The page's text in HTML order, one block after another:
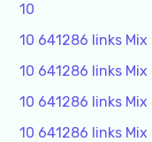
10
10 641286 links Mix
10 641286 links Mix
10 641286 links Mix
10 641286 links Mix